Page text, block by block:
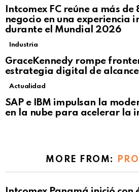
Intcomex FC reúne a más de
negocio en una experiencia
durante el Mundial 2026
Industria
GraceKennedy rompe
estrategia digital de alcance
Not Safe For
Click to view this
Actualidad
SAP e IBM impulsan la
en la nube para acelerar la
MORE FROM: